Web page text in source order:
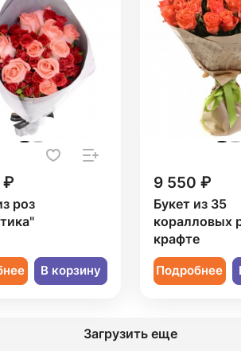
₽
роз
В корзину
9 550 ₽
Букет из 35
коралловых
крафте
Подробнее
Загрузить еще